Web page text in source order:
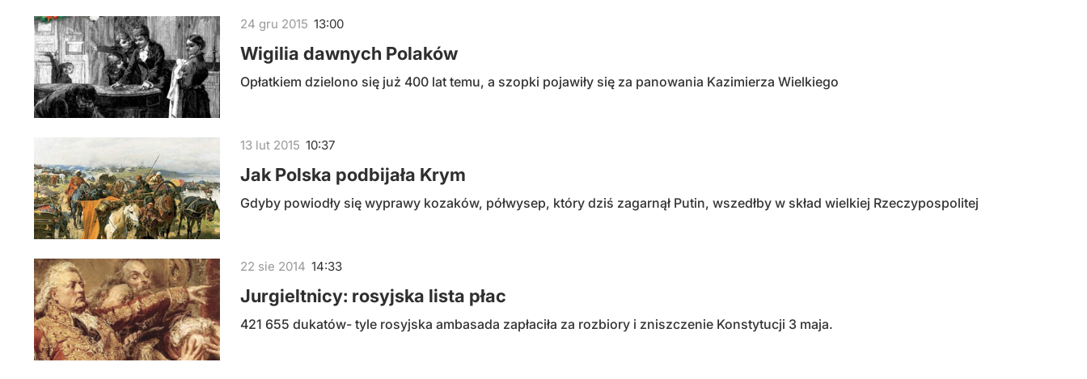
Wigilia dawnych Polaków
Opłatkiem dzielono się już 400 lat temu, a szopki pojawiły się za panowania Kazimierza Wielkiego
24 gru 2015 13:00
Jak Polska podbijała Krym
Gdyby powiodły się wyprawy kozaków, półwysep, który dziś zagarnął Putin, wszedłby w skład wielkiej Rzeczypospolitej
13 lut 2015 10:37
Jurgieltnicy: rosyjska lista płac
421 655 dukatów- tyle rosyjska ambasada zapłaciła za rozbiory i zniszczenie Konstytucji 3 maja.
22 sie 2014 14:33